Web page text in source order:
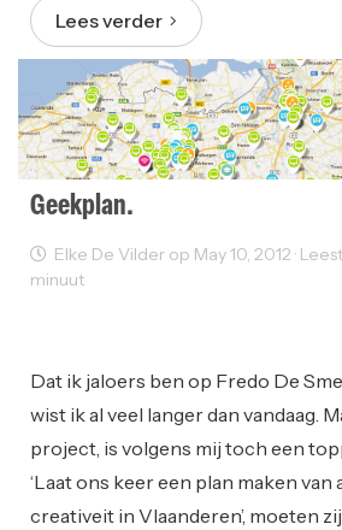
Lees verder
Geekplan.
Elke De Vilder op May 10, 2012 ·
minuut
Dat ik jaloers ben op Fredo De
wist ik al veel langer dan vandaag.
project, is volgens mij toch een
‘Laat ons keer een plan maken van
creativeit in Vlaanderen’, moeten